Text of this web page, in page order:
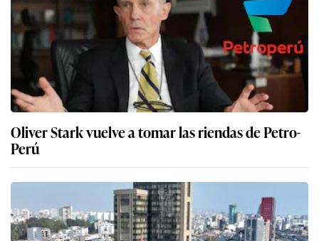
Oliver Stark vuelve a tomar las riendas de Petro-
Perú